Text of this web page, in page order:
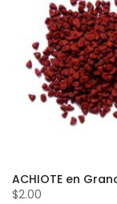
ACHIOTE en
$2.00